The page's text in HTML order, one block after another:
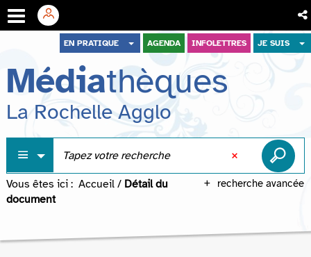
menu
contenu
recherche
EN PRATIQUE AGENDA INFOLETTRES JE SUIS
Médiathèques
La Rochelle Agglo
recherche avancée
Vous êtes ici : Accueil / Détail du
document